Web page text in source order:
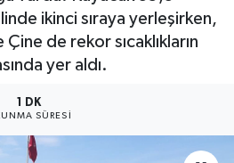
ikinci sıraya yerleşirken,
de rekor sıcaklıkların
yer aldı.
1 DK
SÜRESI